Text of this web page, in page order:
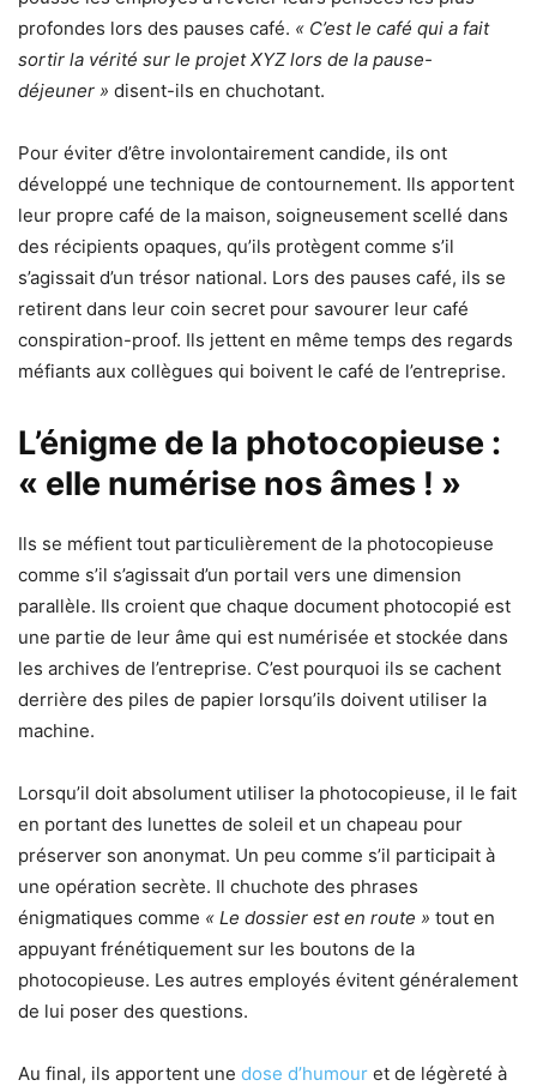
profondes lors des pauses café. « C’est le café qui a fait
sortir la vérité sur le projet XYZ lors de la pause-
déjeuner » disent-ils en chuchotant.
Pour éviter d’être involontairement candide, ils ont
développé une technique de contournement. Ils apportent
leur propre café de la maison, soigneusement scellé dans
des récipients opaques, qu’ils protègent comme s’il
s’agissait d’un trésor national. Lors des pauses café, ils se
retirent dans leur coin secret pour savourer leur café
conspiration-proof. Ils jettent en même temps des regards
méfiants aux collègues qui boivent le café de l’entreprise.
L’énigme de la photocopieuse :
« elle numérise nos âmes ! »
Ils se méfient tout particulièrement de la photocopieuse
comme s’il s’agissait d’un portail vers une dimension
parallèle. Ils croient que chaque document photocopié est
une partie de leur âme qui est numérisée et stockée dans
les archives de l’entreprise. C’est pourquoi ils se cachent
derrière des piles de papier lorsqu’ils doivent utiliser la
machine.
Lorsqu’il doit absolument utiliser la photocopieuse, il le fait
en portant des lunettes de soleil et un chapeau pour
préserver son anonymat. Un peu comme s’il participait à
une opération secrète. Il chuchote des phrases
énigmatiques comme « Le dossier est en route » tout en
appuyant frénétiquement sur les boutons de la
photocopieuse. Les autres employés évitent généralement
de lui poser des questions.
Au final, ils apportent une dose d’humour et de légèreté à